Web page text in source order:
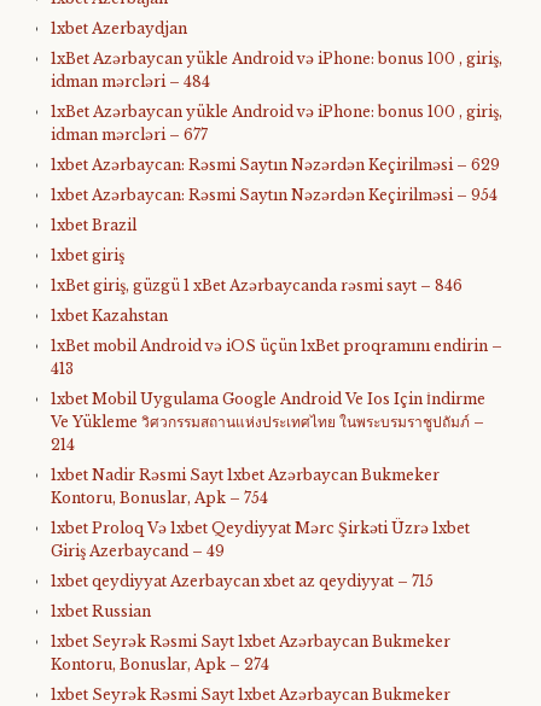
1xbet Azerbaydjan
1xBet Azərbaycan yükle Android və iPhone: bonus 100 , giriş,
idman mərcləri – 484
1xBet Azərbaycan yükle Android və iPhone: bonus 100 , giriş,
idman mərcləri – 677
1xbet Azərbaycan: Rəsmi Saytın Nəzərdən Keçirilməsi – 629
1xbet Azərbaycan: Rəsmi Saytın Nəzərdən Keçirilməsi – 954
1xbet Brazil
1xbet giriş
1xBet giriş, güzgü 1 xBet Azərbaycanda rəsmi sayt – 846
1xbet Kazahstan
1xBet mobil Android və iOS üçün 1xBet proqramını endirin –
413
1xbet Mobil Uygulama Google Android Ve Ios Için İndirme
Ve Yükleme วิศวกรรมสถานแห่งประเทศไทย ในพระบรมราชูปถัมภ์ –
214
1xbet Nadir Rəsmi Sayt 1xbet Azərbaycan Bukmeker
Kontoru, Bonuslar, Apk – 754
1xbet Proloq Və 1xbet Qeydiyyat Mərc Şirkəti Üzrə 1xbet
Giriş Azerbaycand – 49
1xbet qeydiyyat Azerbaycan xbet az qeydiyyat – 715
1xbet Russian
1xbet Seyrək Rəsmi Sayt 1xbet Azərbaycan Bukmeker
Kontoru, Bonuslar, Apk – 274
1xbet Seyrək Rəsmi Sayt 1xbet Azərbaycan Bukmeker